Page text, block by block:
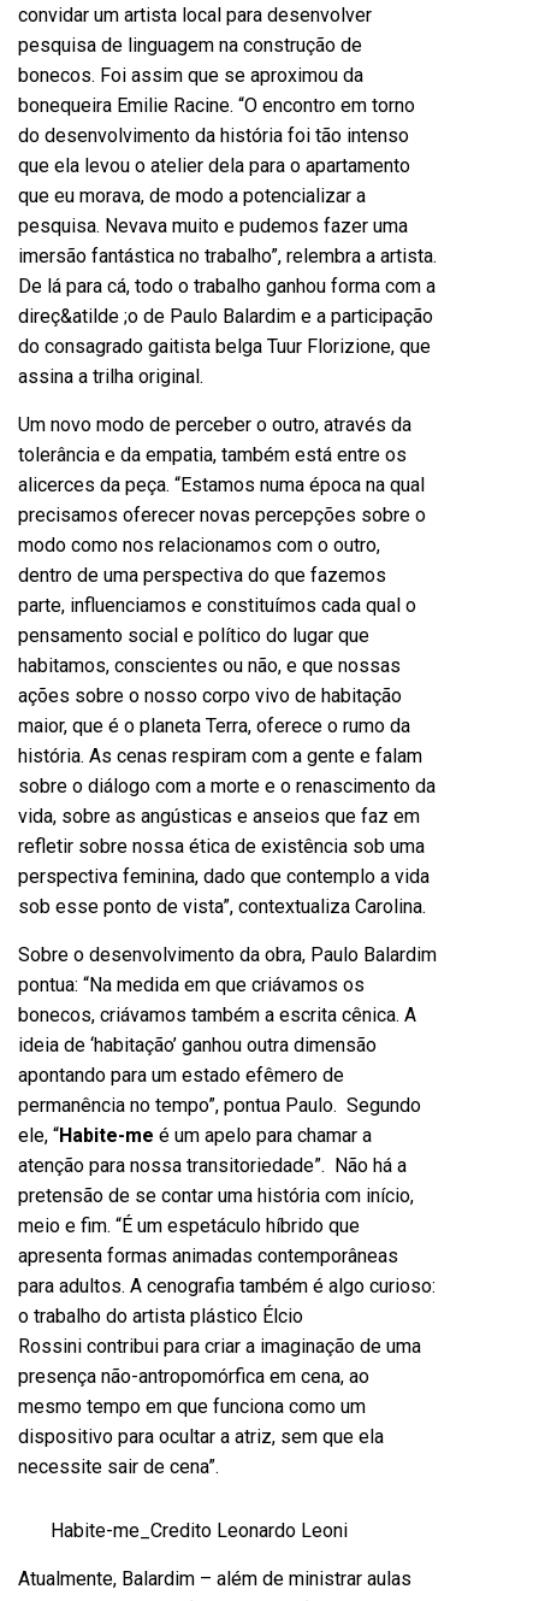
convidar um artista local para desenvolver
pesquisa de linguagem na construção de
bonecos. Foi assim que se aproximou da
bonequeira Emilie Racine. “O encontro em torno
do desenvolvimento da história foi tão intenso
que ela levou o atelier dela para o apartamento
que eu morava, de modo a potencializar a
pesquisa. Nevava muito e pudemos fazer uma
imersão fantástica no trabalho”, relembra a artista.
De lá para cá, todo o trabalho ganhou forma com a
direç&atilde ;o de Paulo Balardim e a participação
do consagrado gaitista belga Tuur Florizione, que
assina a trilha original.
Um novo modo de perceber o outro, através da
tolerância e da empatia, também está entre os
alicerces da peça. “Estamos numa época na qual
precisamos oferecer novas percepções sobre o
modo como nos relacionamos com o outro,
dentro de uma perspectiva do que fazemos
parte, influenciamos e constituímos cada qual o
pensamento social e político do lugar que
habitamos, conscientes ou não, e que nossas
ações sobre o nosso corpo vivo de habitação
maior, que é o planeta Terra, oferece o rumo da
história. As cenas respiram com a gente e falam
sobre o diálogo com a morte e o renascimento da
vida, sobre as angústicas e anseios que faz em
refletir sobre nossa ética de existência sob uma
perspectiva feminina, dado que contemplo a vida
sob esse ponto de vista”, contextualiza Carolina.
Sobre o desenvolvimento da obra, Paulo Balardim
pontua: “Na medida em que criávamos os
bonecos, criávamos também a escrita cênica. A
ideia de ‘habitação’ ganhou outra dimensão
apontando para um estado efêmero de
permanência no tempo”, pontua Paulo. Segundo
ele, “Habite-me é um apelo para chamar a
atenção para nossa transitoriedade”. Não há a
pretensão de se contar uma história com início,
meio e fim. “É um espetáculo híbrido que
apresenta formas animadas contemporâneas
para adultos. A cenografia também é algo curioso:
o trabalho do artista plástico Élcio
Rossini contribui para criar a imaginação de uma
presença não-antropomórfica em cena, ao
mesmo tempo em que funciona como um
dispositivo para ocultar a atriz, sem que ela
necessite sair de cena”.
Habite-me_Credito Leonardo Leoni
Atualmente, Balardim – além de ministrar aulas